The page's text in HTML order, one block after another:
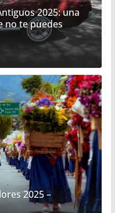
2025: una
no te puedes
2025 –